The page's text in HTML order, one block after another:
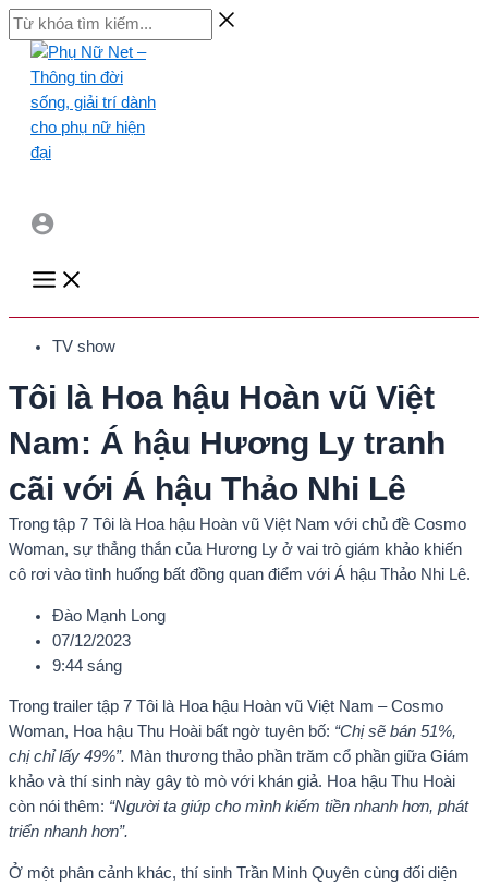
Skip
to
content
Từ
khóa
kiếm...
Main
Menu
TV show
Tôi là Hoa hậu Hoàn vũ Việt
Nam: Á hậu Hương Ly tranh
cãi với Á hậu Thảo Nhi Lê
Trong tập 7 Tôi là Hoa hậu Hoàn vũ Việt Nam với chủ đề Cosmo
Woman, sự thẳng thắn của Hương Ly ở vai trò giám khảo khiến
cô rơi vào tình huống bất đồng quan điểm với Á hậu Thảo Nhi Lê.
Đào Mạnh Long
07/12/2023
9:44 sáng
Trong trailer tập 7 Tôi là Hoa hậu Hoàn vũ Việt Nam – Cosmo
Woman, Hoa hậu Thu Hoài bất ngờ tuyên bố: “Chị sẽ bán 51%,
chị chỉ lấy 49%”. Màn thương thảo phần trăm cổ phần giữa Giám
khảo và thí sinh này gây tò mò với khán giả. Hoa hậu Thu Hoài
còn nói thêm: “Người ta giúp cho mình kiếm tiền nhanh hơn, phát
triển nhanh hơn”.
Ở một phân cảnh khác, thí sinh Trần Minh Quyên cùng đối diện